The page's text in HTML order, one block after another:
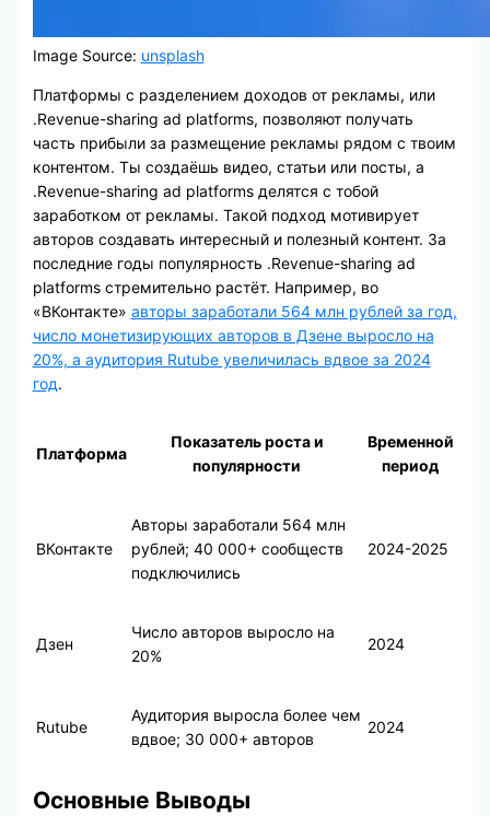
Image Source: unsplash
Платформы с разделением доходов от рекламы, или
.Revenue-sharing ad platforms, позволяют получать
часть прибыли за размещение рекламы рядом с твоим
контентом. Ты создаёшь видео, статьи или посты, а
.Revenue-sharing ad platforms делятся с тобой
заработком от рекламы. Такой подход мотивирует
авторов создавать интересный и полезный контент. За
последние годы популярность .Revenue-sharing ad
platforms стремительно растёт. Например, во
«ВКонтакте» авторы заработали 564 млн рублей за год,
число монетизирующих авторов в Дзене выросло на
20%, а аудитория Rutube увеличилась вдвое за 2024
год.
Платформа
Показатель роста и
популярности
Временной
период
ВКонтакте
Авторы заработали 564 млн
рублей; 40 000+ сообществ
подключились
2024-2025
Дзен
Число авторов выросло на
20%
2024
Rutube
Аудитория выросла более чем
вдвое; 30 000+ авторов
2024
Основные Выводы